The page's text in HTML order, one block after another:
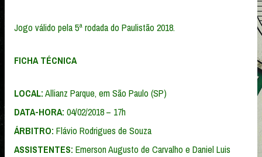
Jogo válido pela 5ª rodada do Paulistão 2018.
FICHA TÉCNICA
LOCAL:Allianz Parque, em São Paulo (SP)
DATA-HORA: 04/02/2018 – 17h
ÁRBITRO: Flávio Rodrigues de Souza
ASSISTENTES: Emerson Augusto de Carvalho e Daniel Luis